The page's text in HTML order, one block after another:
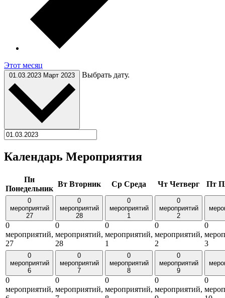
Этот месяц
01.03.2023 Март 2023 Выбрать дату.
Календарь Мероприятия
Пн
Понедельник
Вт Вторник Ср Среда Чт Четверг Пт
0
мероприятий
27
0
мероприятий,
27
0
мероприятий
28
0
мероприятий,
28
0
мероприятий
1
0
мероприятий,
1
0
мероприятий
2
0
мероприятий,
2
0
3
0
мероприятий
6
0
мероприятий,
0
мероприятий
7
0
мероприятий,
0
мероприятий
8
0
мероприятий,
0
мероприятий
9
0
мероприятий,
0